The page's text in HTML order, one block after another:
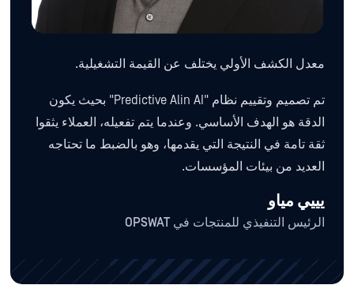
معدل الكشف الأولي يختلف عن القيمة التشغيلية.
تم تصميم وتقييم نظام "Predictive Alin AI" بحيث يكون
الدقة هو الهدف الأساسي. وعندما يتم تفعيله، العملاء يثقوا
ثقة تامة في النتيجة التي يقدمها، وهو بالضبط ما تحتاجه
العديد من بيئات المؤسسات.
يييي مياو
الرئيس التنفيذي للمنتجات في OPSWAT